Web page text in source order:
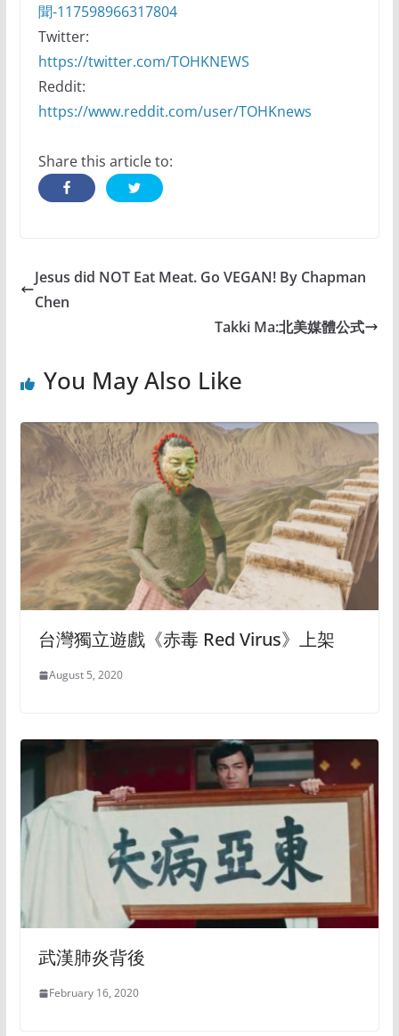
聞-117598966317804
Twitter:
https://twitter.com/TOHKNEWS
Reddit:
https://www.reddit.com/user/TOHKnews
Share this article to:
Jesus did NOT Eat Meat. Go VEGAN! By Chapman
Chen
Takki Ma:北美媒體公式
You May Also Like
台灣獨立遊戲《赤毒 Red Virus》上架
August 5, 2020
武漢肺炎背後
February 16, 2020